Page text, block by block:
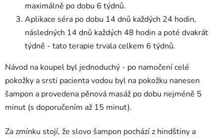
maximálně po dobu 6 týdnů.
Aplikace séra po dobu 14 dnů každých 24 hodin,
následných 14 dnů každých 48 hodin a poté dvakrát
týdně - tato terapie trvala celkem 6 týdnů.
Návod na koupel byl jednoduchý - po namočení celé
pokožky a srsti pacienta vodou byl na pokožku nanesen
šampon a provedena pěnová masáž po dobu nejméně 5
minut (s doporučením až 15 minut).
Za zmínku stojí, že slovo šampon pochází z hindštiny a